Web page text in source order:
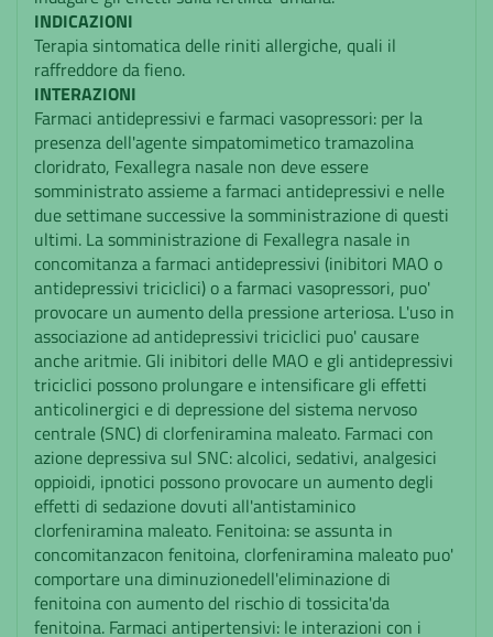
INDICAZIONI
Terapia sintomatica delle riniti allergiche, quali il
raffreddore da fieno.
INTERAZIONI
Farmaci antidepressivi e farmaci vasopressori: per la
presenza dell'agente simpatomimetico tramazolina
cloridrato, Fexallegra nasale non deve essere
somministrato assieme a farmaci antidepressivi e nelle
due settimane successive la somministrazione di questi
ultimi. La somministrazione di Fexallegra nasale in
concomitanza a farmaci antidepressivi (inibitori MAO o
antidepressivi triciclici) o a farmaci vasopressori, puo'
provocare un aumento della pressione arteriosa. L'uso in
associazione ad antidepressivi triciclici puo' causare
anche aritmie. Gli inibitori delle MAO e gli antidepressivi
triciclici possono prolungare e intensificare gli effetti
anticolinergici e di depressione del sistema nervoso
centrale (SNC) di clorfeniramina maleato. Farmaci con
azione depressiva sul SNC: alcolici, sedativi, analgesici
oppioidi, ipnotici possono provocare un aumento degli
effetti di sedazione dovuti all'antistaminico
clorfeniramina maleato. Fenitoina: se assunta in
concomitanzacon fenitoina, clorfeniramina maleato puo'
comportare una diminuzionedell'eliminazione di
fenitoina con aumento del rischio di tossicita'da
fenitoina. Farmaci antipertensivi: le interazioni con i